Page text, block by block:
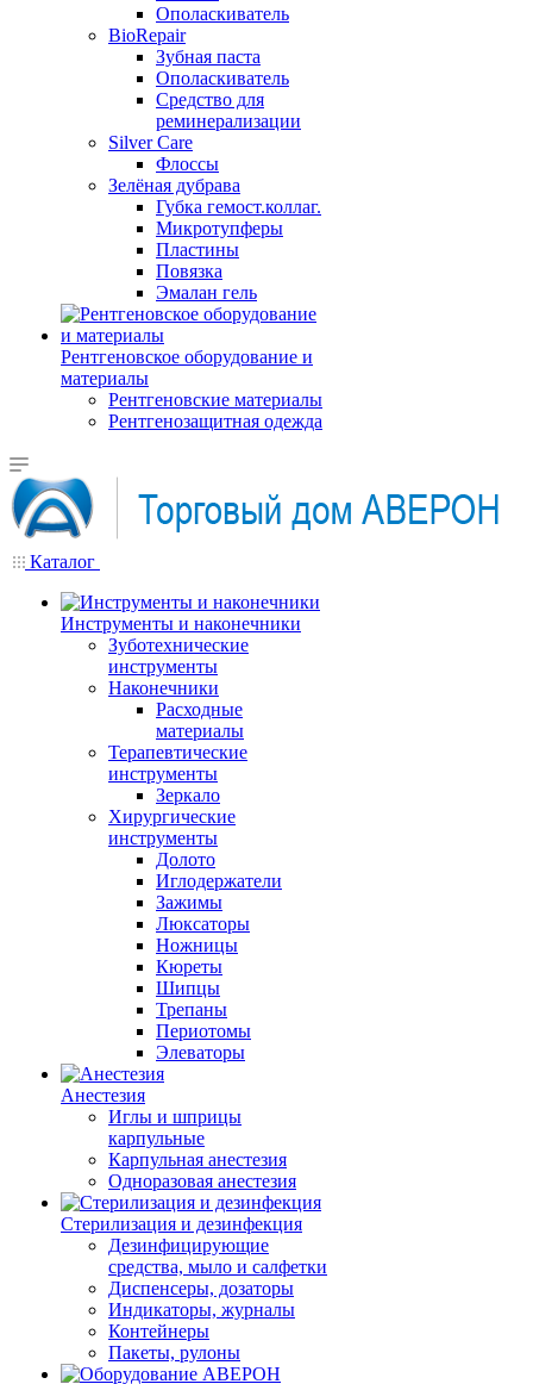
Ополаскиватель
BioRepair
Зубная паста
Ополаскиватель
Средство для
реминерализации
Silver Care
Флоссы
Зелёная дубрава
Губка гемост.коллаг.
Микротупферы
Пластины
Повязка
Эмалан гель
Рентгеновское оборудование и
материалы
Рентгеновские материалы
Рентгенозащитная одежда
Каталог
Инструменты и наконечники
Зуботехнические
инструменты
Наконечники
Расходные
материалы
Терапевтические
инструменты
Зеркало
Хирургические
инструменты
Долото
Иглодержатели
Зажимы
Люксаторы
Ножницы
Кюреты
Шипцы
Трепаны
Периотомы
Элеваторы
Анестезия
Иглы и шприцы
карпульные
Карпульная анестезия
Одноразовая анестезия
Стерилизация и дезинфекция
Дезинфицирующие
средства, мыло и салфетки
Диспенсеры, дозаторы
Индикаторы, журналы
Контейнеры
Пакеты, рулоны